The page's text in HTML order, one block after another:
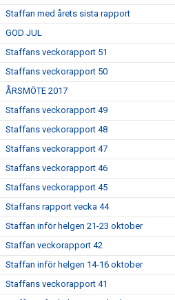
Staffan med årets sista rapport
GOD JUL
Staffans veckorapport 51
Staffans veckorapport 50
ÅRSMÖTE 2017
Staffans veckorapport 49
Staffans veckorapport 48
Staffans veckorapport 47
Staffans veckorapport 46
Staffans veckorapport 45
Staffans rapport vecka 44
Staffan inför helgen 21-23 oktober
Staffan veckorapport 42
Staffan inför helgen 14-16 oktober
Staffans veckorapport 41